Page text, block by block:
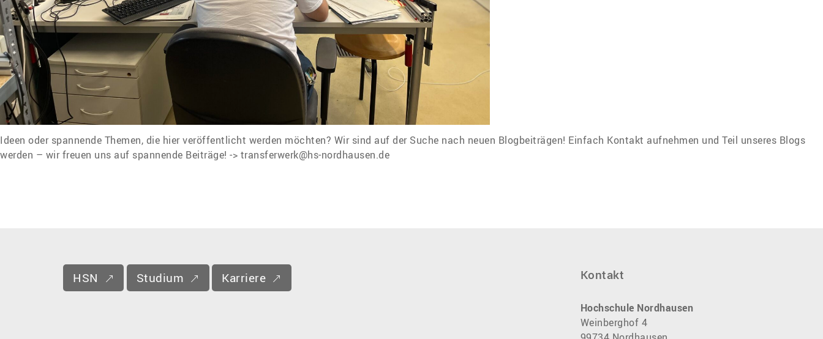
Ideen oder spannende Themen, die hier veröffentlicht werden möchten? Wir sind auf der Suche nach neuen Blogbeiträgen! Einfach Kontakt aufnehmen und Teil unseres Blogs
werden – wir freuen uns auf spannende Beiträge! -> ed.nesuahdron-sh@krewrefsnart
HSN Studium Karriere Kontakt
Hochschule Nordhausen
Weinberghof 4